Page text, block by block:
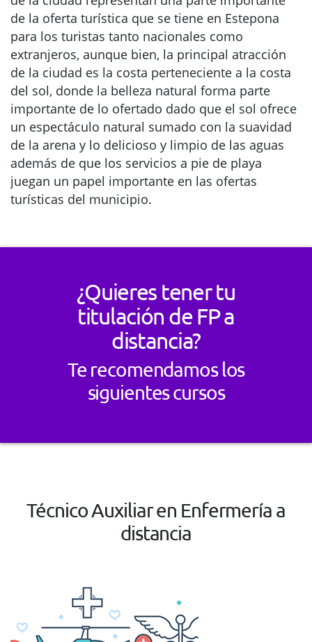
de la oferta turística que se tiene en Estepona
para los turistas tanto nacionales como
extranjeros, aunque bien, la principal atracción
de la ciudad es la costa perteneciente a la costa
del sol, donde la belleza natural forma parte
importante de lo ofertado dado que el sol ofrece
un espectáculo natural sumado con la suavidad
de la arena y lo delicioso y limpio de las aguas
además de que los servicios a pie de playa
juegan un papel importante en las ofertas
turísticas del municipio.
¿Quieres tener tu
titulación de FP a
distancia?
Te recomendamos los
siguientes cursos
Técnico Auxiliar en Enfermería a
distancia